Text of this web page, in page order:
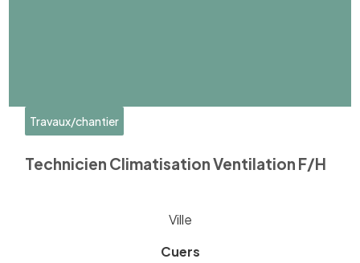
Travaux/chantier
Technicien Climatisation Ventilation F/H
Ville
Cuers